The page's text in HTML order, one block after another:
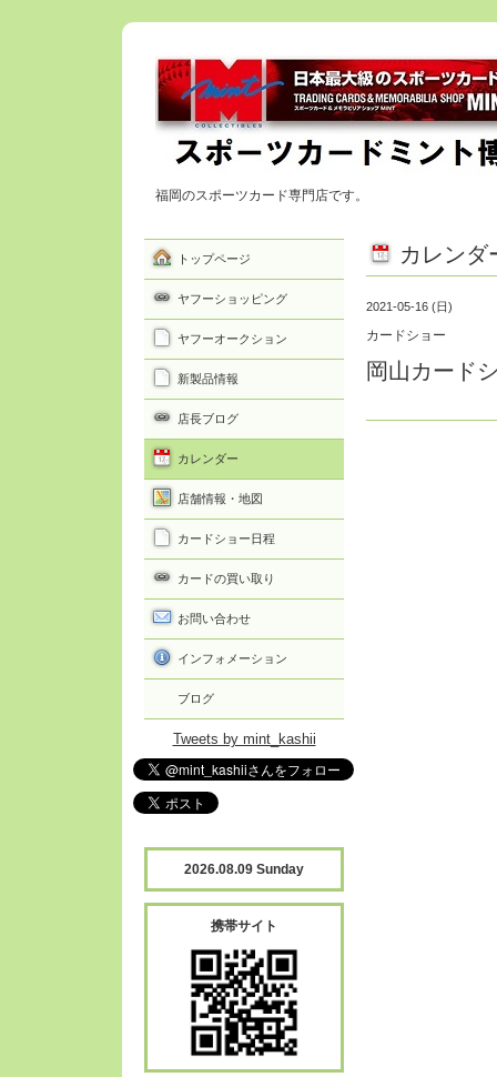
福岡のスポーツカード専門店です。
カレンダ
2021-05-16 (日)
カードショー
岡山カード
トップページ
ヤフーショッピング
ヤフーオークション
新製品情報
店長ブログ
カレンダー
店舗情報・地図
カードショー日程
カードの買い取り
お問い合わせ
インフォメーション
ブログ
Tweets by mint_kashii
2026.08.09 Sunday
携帯サイト